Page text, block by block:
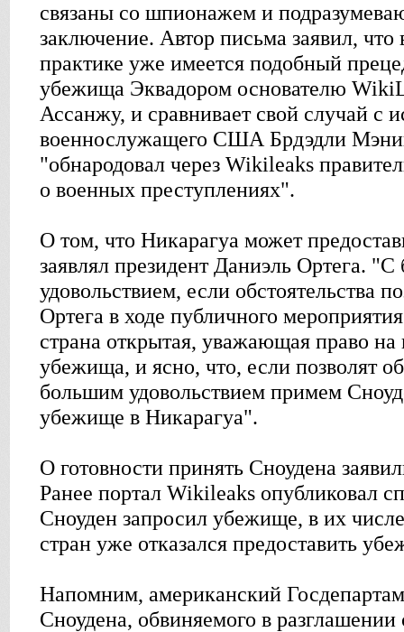
связаны со шпионажем и
заключение. Автор письма заявил,
практике уже имеется подобный
убежища Эквадором основателю
Ассанжу, и сравнивает свой случай с
военнослужащего США Брдэдли
"обнародовал через Wikileaks
о военных преступлениях".
О том, что Никарагуа может
заявлял президент Даниэль Ортега.
удовольствием, если обстоятельства
Ортега в ходе публичного
страна открытая, уважающая право на
убежища, и ясно, что, если позволят
большим удовольствием примем
убежище в Никарагуа".
О готовности принять Сноудена
Ранее портал Wikileaks опубликовал
Сноуден запросил убежище, в их
стран уже отказался предоставить
Напомним, американский
Сноудена, обвиняемого в